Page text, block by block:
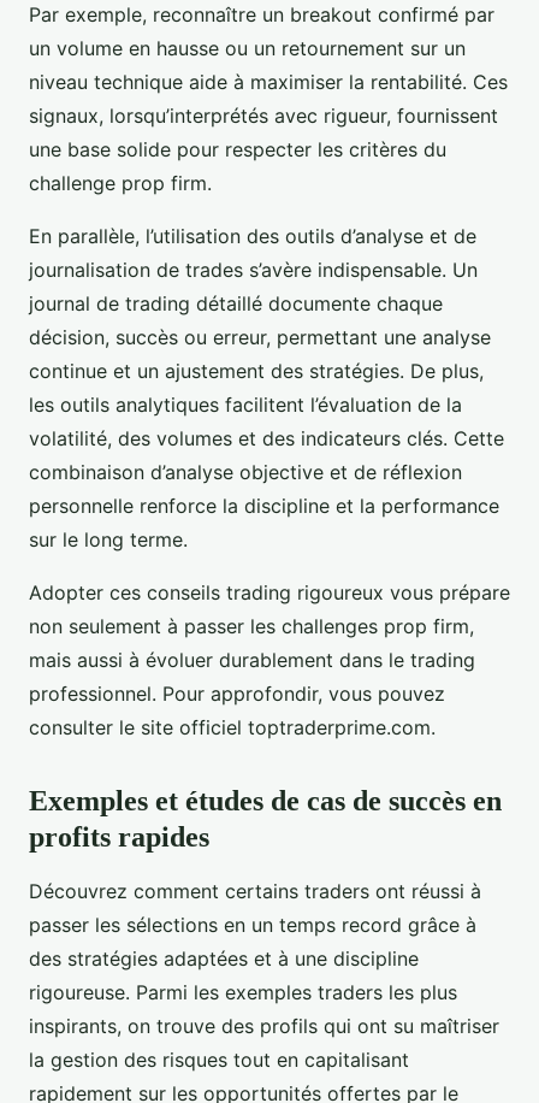
Par exemple, reconnaître un breakout confirmé par
un volume en hausse ou un retournement sur un
niveau technique aide à maximiser la rentabilité. Ces
signaux, lorsqu’interprétés avec rigueur, fournissent
une base solide pour respecter les critères du
challenge prop firm.
En parallèle, l’utilisation des outils d’analyse et de
journalisation de trades s’avère indispensable. Un
journal de trading détaillé documente chaque
décision, succès ou erreur, permettant une analyse
continue et un ajustement des stratégies. De plus,
les outils analytiques facilitent l’évaluation de la
volatilité, des volumes et des indicateurs clés. Cette
combinaison d’analyse objective et de réflexion
personnelle renforce la discipline et la performance
sur le long terme.
Adopter ces conseils trading rigoureux vous prépare
non seulement à passer les challenges prop firm,
mais aussi à évoluer durablement dans le trading
professionnel. Pour approfondir, vous pouvez
consulter le site officiel toptraderprime.com.
Exemples et études de cas de succès en
profits rapides
Découvrez comment certains traders ont réussi à
passer les sélections en un temps record grâce à
des stratégies adaptées et à une discipline
rigoureuse. Parmi les exemples traders les plus
inspirants, on trouve des profils qui ont su maîtriser
la gestion des risques tout en capitalisant
rapidement sur les opportunités offertes par le